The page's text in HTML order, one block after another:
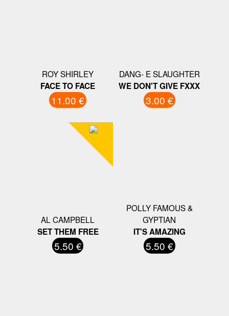
ROY SHIRLEY
FACE TO FACE
11.00 €
DANG- E SLAUGHTER
WE DON'T GIVE FXXX
3.00 €
AL CAMPBELL
SET THEM FREE
5.50 €
POLLY FAMOUS &
GYPTIAN
IT'S AMAZING
5.50 €